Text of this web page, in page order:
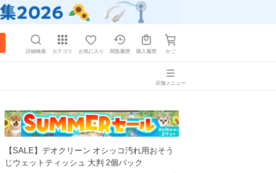
詳細検索 カテゴリ お気に入り 閲覧履歴 購入履歴 かご
店舗メニュー
【SALE】デオクリーン オシッコ汚れ用おそう
じウェットティッシュ 大判 2個パック